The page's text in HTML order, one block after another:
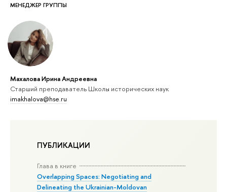
МЕНЕДЖЕР ГРУППЫ
Махалова Ирина Андреевна
Старший преподаватель Школы исторических наук
imakhalova@hse.ru
ПУБЛИКАЦИИ
Глава в книге
Overlapping Spaces: Negotiating and
Delineating the Ukrainian-Moldovan